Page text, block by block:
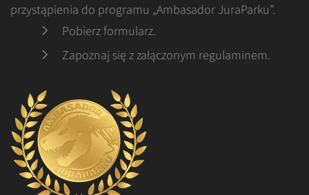
przystąpienia do programu „Ambasador JuraParku”.
Pobierz formularz.
Zapoznaj się z załączonym regulaminem.